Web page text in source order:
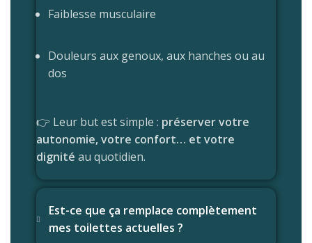
Faiblesse musculaire
Douleurs aux genoux, aux hanches ou au
dos
👉 Leur but est simple : préserver votre
autonomie, votre confort… et votre
dignité au quotidien.
Est-ce que ça remplace complètement
mes toilettes actuelles ?